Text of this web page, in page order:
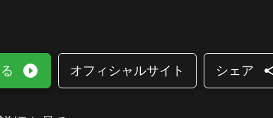
play_circle_filled オフィシャルサイト シェア